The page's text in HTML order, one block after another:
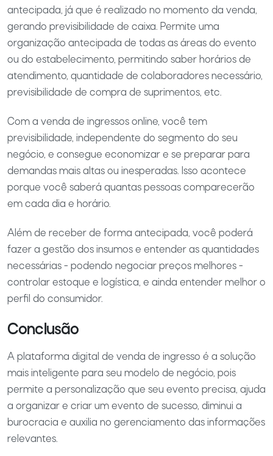
antecipada, já que é realizado no momento da venda,
gerando previsibilidade de caixa. Permite uma
organização antecipada de todas as áreas do evento
ou do estabelecimento, permitindo saber horários de
atendimento, quantidade de colaboradores necessário,
previsibilidade de compra de suprimentos, etc.
Com a venda de ingressos online, você tem
previsibilidade, independente do segmento do seu
negócio, e consegue economizar e se preparar para
demandas mais altas ou inesperadas. Isso acontece
porque você saberá quantas pessoas comparecerão
em cada dia e horário.
Além de receber de forma antecipada, você poderá
fazer a gestão dos insumos e entender as quantidades
necessárias - podendo negociar preços melhores -
controlar estoque e logística, e ainda entender melhor o
perfil do consumidor.
Conclusão
A plataforma digital de venda de ingresso é a solução
mais inteligente para seu modelo de negócio, pois
permite a personalização que seu evento precisa, ajuda
a organizar e criar um evento de sucesso, diminui a
burocracia e auxilia no gerenciamento das informações
relevantes.